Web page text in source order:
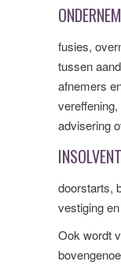
fusies,
tussen
afnemers
advisering
doorstarts,
vestiging
Ook wordt